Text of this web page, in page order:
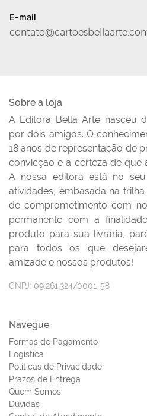
E-mail
Sobre a loja
A Editora Bella Arte nasceu
por dois amigos. O
18 anos de representação de
convicção e a certeza de que
A nossa editora está no
atividades, embasada na
de comprometimento com
permanente com a
produto para sua livraria,
para todos os que
amizade e nossos produtos!
CNPJ: 09.261.324/0001-58
Navegue
Formas de Pagamento
Logística
Políticas de Privacidade
Prazos de Entrega
Quem Somos
Dúvidas